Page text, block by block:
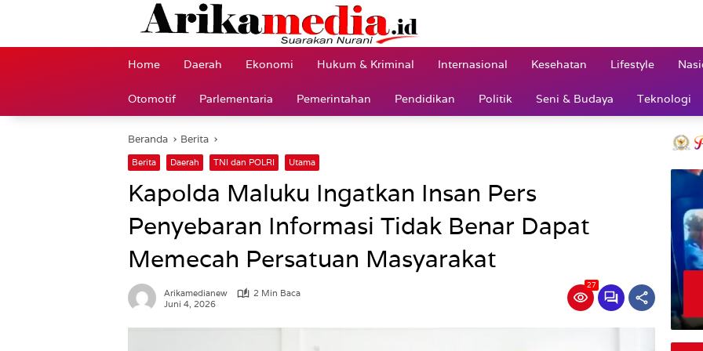
Home Daerah Ekonomi Hukum & Kriminal Internasional Kesehatan Lifestyle
Otomotif Parlementaria Pemerintahan Pendidikan Politik Seni & Budaya Teknologi
Beranda Berita
Berita Daerah TNI dan POLRI Utama
Kapolda Maluku Ingatkan Insan Pers
Penyebaran Informasi Tidak Benar Dapat
Memecah Persatuan Masyarakat
Arikamedianew
2 Min Baca
Juni 4, 2026
27